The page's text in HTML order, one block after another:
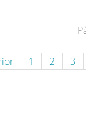
1 2 3